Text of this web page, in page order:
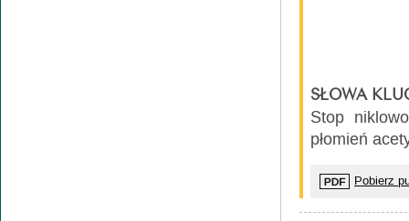
SŁOWA
Stop
płomień
Pobierz